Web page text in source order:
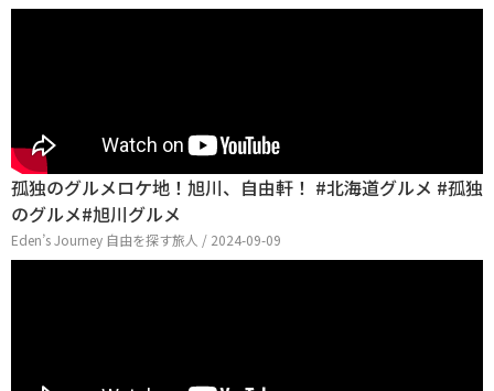
孤独のグルメロケ地！旭川、自由軒！ #北海道グルメ #孤独
のグルメ#旭川グルメ
Eden’s Journey 自由を探す旅人 / 2024-09-09